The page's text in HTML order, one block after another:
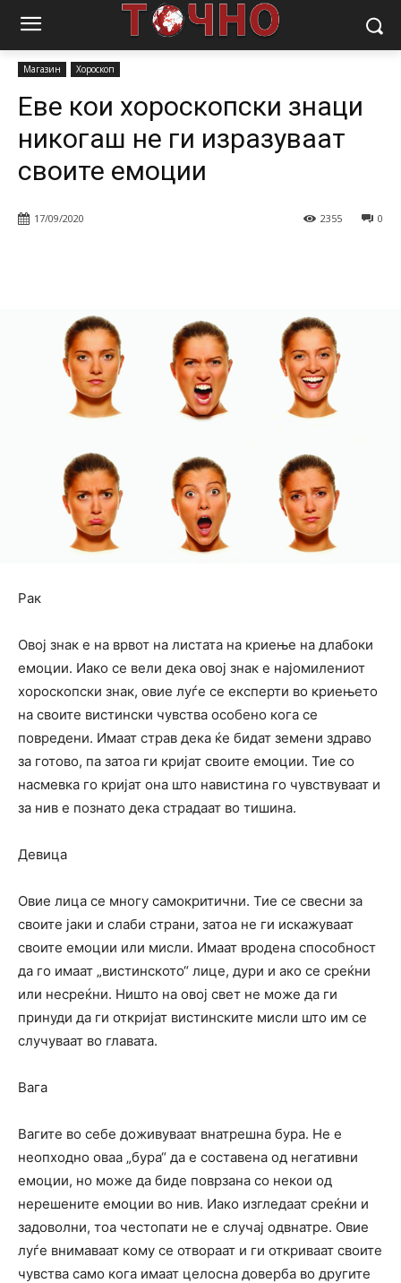
Почетна
Еве кои хороскопски знаци никогаш не ги
Магазин Хороскоп
Еве кои хороскопски знаци
никогаш не ги изразуваат
своите емоции
17/09/2020 0
2355
Рак
Овој знак е на врвот на листата на криење на длабоки
емоции. Иако се вели дека овој знак е најомилениот
хороскопски знак, овие луѓе се експерти во криењето
на своите вистински чувства особено кога се
повредени. Имаат страв дека ќе бидат земени здраво
за готово, па затоа ги кријат своите емоции. Тие со
насмевка го кријат она што навистина го чувствуваат и
за нив е познато дека страдаат во тишина.
Девица
Овие лица се многу самокритични. Тие се свесни за
своите јаки и слаби страни, затоа не ги искажуваат
своите емоции или мисли. Имаат вродена способност
да го имаат „вистинското“ лице, дури и ако се среќни
или несреќни. Ништо на овој свет не може да ги
принуди да ги откријат вистинските мисли што им се
случуваат во главата.
Вага
Вагите во себе доживуваат внатрешна бура. Не е
неопходно оваа „бура“ да е составена од негативни
емоции, но може да биде поврзана со некои од
нерешените емоции во нив. Иако изгледаат среќни и
задоволни, тоа честопати не е случај одвнатре. Овие
луѓе внимаваат кому се отвораат и ги откриваат своите
чувства само кога имаат целосна доверба во другите